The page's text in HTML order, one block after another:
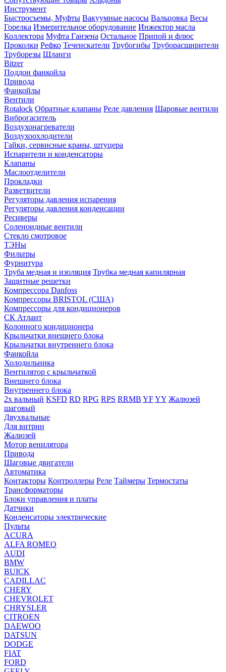
Инструмент
Быстросъемы, Муфты Вакуумные насосы Вальцовка Весы
Горелка Измерительное оборудование Инжектор масла
Коллектора Муфта Ганзена Остальное Припой и флюс
Проколки Рефко Течеискатели Трубогибы Труборасширители
Труборезы Шланги
Bitzer
Поддон фанкойла
Привода
Фанкойлы
Вентили
Rotalock Обратные клапаны Реле давления Шаровые вентили
Виброгаситель
Воздухонагреватели
Воздухоохлодители
Гайки, сервисные краны, штуцера
Испарители и конденсаторы
Клапаны
Маслоотделители
Прокладки
Разветвители
Регуляторы давления испарения
Регуляторы давления конденсации
Ресиверы
Соленоидные вентили
Стекло смотровое
ТЭНы
Фильтры
Фурнитура
Труба медная и изоляция Трубка медная капилярная
Защитные решетки
Компрессора Danfoss
Компрессоры BRISTOL (США)
Компрессоры для кондиционеров
СК Атлант
Колонного кондиционера
Крыльчатки внешнего блока
Крыльчатки внутреннего блока
Фанкойла
Холодильника
Вентилятор с крыльчаткой
Внешнего блока
Внутреннего блока
2х вальный KSFD RD RPG RPS RRMB YFYY Жалюзей
шаговый
Двухвальные
Для витрин
Жалюзей
Мотор венилятора
Привода
Шаговые двигатели
Автоматика
Контакторы Контроллеры Реле Таймеры Термостаты
Трансформаторы
Блоки управления и платы
Датчики
Конденсаторы электрические
Пульты
ACURA
ALFA ROMEO
AUDI
BMW
BUICK
CADILLAC
CHERY
CHEVROLET
CHRYSLER
CITROEN
DAEWOO
DATSUN
DODGE
FIAT
FORD